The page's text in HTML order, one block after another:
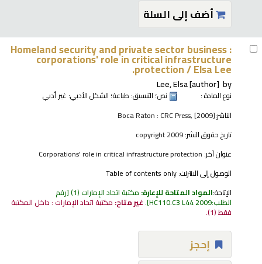
أضف إلى السلة
Homeland security and private sector business :
corporations' role in critical infrastructure
protection /Elsa Lee.
by
Lee, Elsa[author]
نوع المادة : نص؛ التنسيق: طباعة؛ الشكل الأدبي: غير أدبي
الناشر:Boca Raton : CRC Press, [2009]
تاريخ حقوق النشر:
عنوان آخر: Corporations' role in critical infrastructure protection
الوصول إلى الانترنت:Table of contents only
الإتاحة:المواد المتاحة للإعارة: مكتبة اتحاد الإمارات (1) رقم
الطلب:HC110.C3 L44 2009
.غير متاح: مكتبة اتحاد الإمارات : داخل المكتبة
فقط(1).
إحجز